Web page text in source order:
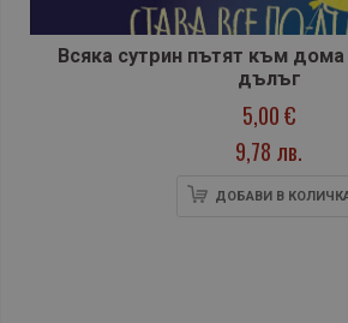
Всяка сутрин пътят към
дълъг
5,00 €
9,78 лв.
ДОБАВИ В